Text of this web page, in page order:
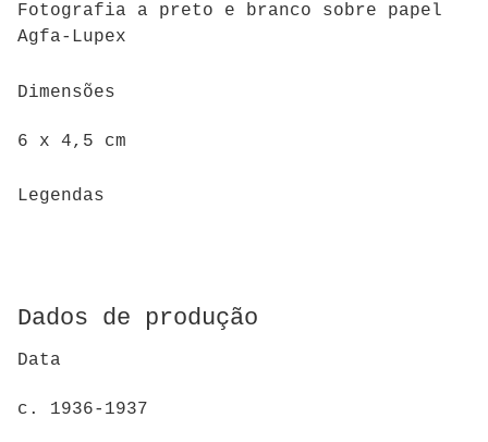
Fotografia a preto e branco sobre papel
Agfa-Lupex
Dimensões
6 x 4,5 cm
Legendas
Dados de produção
Data
c. 1936-1937